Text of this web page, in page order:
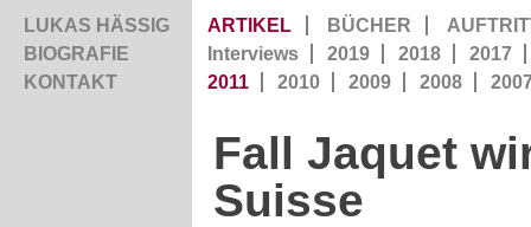
LUKAS HÄSSIG
BIOGRAFIE
KONTAKT
ARTIKEL BÜCHER
Interviews
2019 2018
2017
2011
2010 2009 2008
Fall Jaquet
Suisse